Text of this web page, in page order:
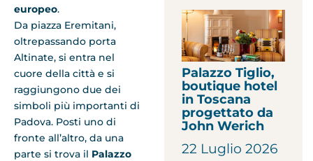
europeo.
Da piazza Eremitani,
oltrepassando porta
Altinate, si entra nel
cuore della città e si
raggiungono due dei
simboli più importanti di
Padova. Posti uno di
fronte all’altro, da una
parte si trova il Palazzo
Palazzo Tiglio,
boutique hotel
in Toscana
progettato da
John Werich
22 Luglio 2026